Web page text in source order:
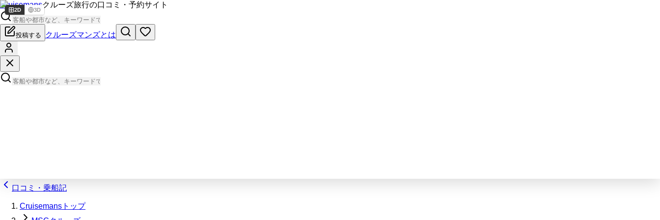
Cruisemansクルーズ旅行の口コミ・予約サイト
投稿する クルーズマンズとは
口コミ・乗船記
Cruisemansトップ
2D 3D